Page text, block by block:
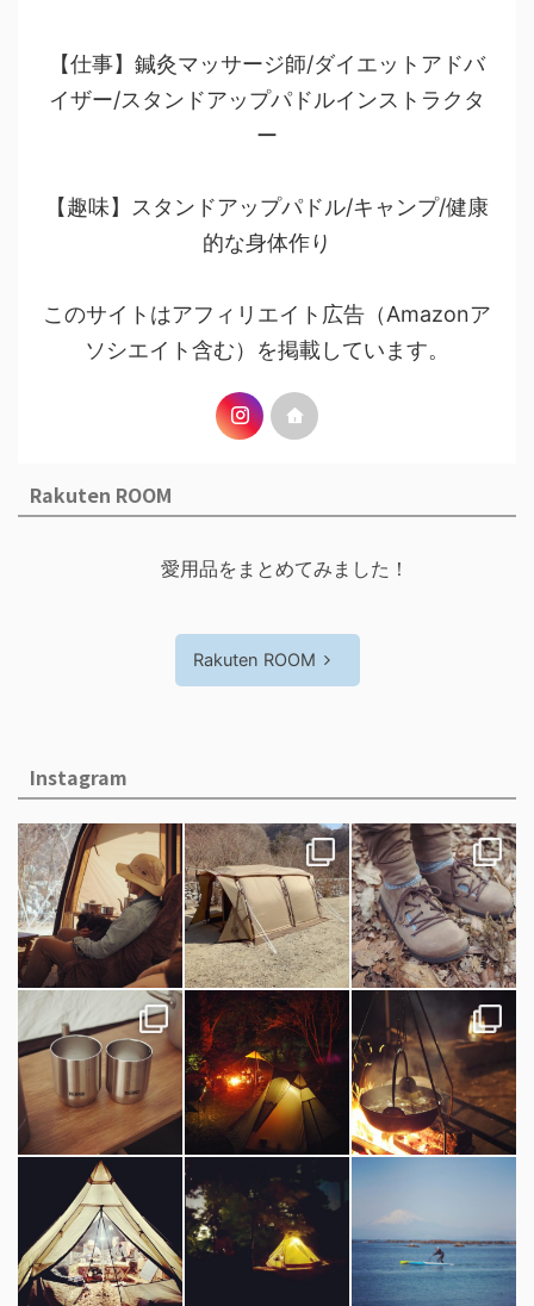
【仕事】鍼灸マッサージ師/ダイエットアドバ
イザー/スタンドアップパドルインストラクタ
ー
【趣味】スタンドアップパドル/キャンプ/健康
的な身体作り
このサイトはアフィリエイト広告（Amazonア
ソシエイト含む）を掲載しています。
Rakuten ROOM
愛用品をまとめてみました！
Rakuten ROOM
Instagram